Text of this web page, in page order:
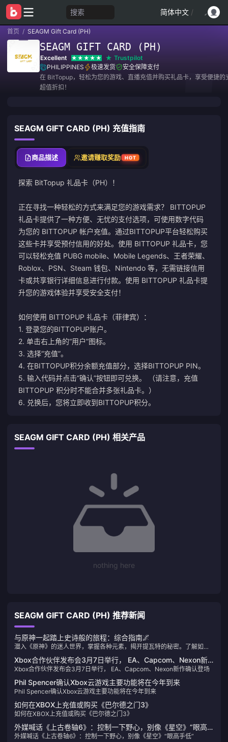
搜索 简体中文 /
首页 / SEAGM Gift Card (PH)
SEAGM GIFT CARD (PH)
Excellent
Trustpilot
PHILIPPINES
极速发货
安全保障支付
在 BitTopup，轻松为您的游戏、直播充值并购买礼品卡，享受便捷的
超值折扣！
SEAGM GIFT CARD (PH) 充值指南
商品描述 邀请赚取奖励 HOT
探索 BitTopup 礼品卡（PH）！
正在寻找一种轻松的方式来满足您的游戏需求？ BITTOPUP
礼品卡提供了一种方便、无忧的支付选项，可使用数字代码
为您的 BITTOPUP 帐户充值。通过BITTOPUP平台轻松购买
这些卡并享受预付信用的好处。使用 BITTOPUP 礼品卡，您
可以轻松充值 PUBG mobile、Mobile Legends、王者荣耀、
Roblox、PSN、Steam 钱包、Nintendo 等，无需链接信用
卡或共享银行详细信息进行付款。使用 BITTOPUP 礼品卡提
升您的游戏体验并享受安全支付！
如何使用 BITTOPUP 礼品卡（菲律宾）：
1. 登录您的BITTOPUP账户。
2. 单击右上角的“用户”图标。
3. 选择“充值”。
4. 在BITTOPUP积分余额充值部分，选择BITTOPUP PIN。
5. 输入代码并点击“确认”按钮即可兑换。 （请注意，充值
BITTOPUP 积分时不能合并多张礼品卡。）
6. 兑换后，您将立即收到BITTOPUP积分。
SEAGM GIFT CARD (PH) 相关产品
nothing here
SEAGM GIFT CARD (PH) 推荐新闻
与原神一起踏上史诗般的旅程：综合指南🌌
潜入《原神》的迷人世界，掌握各种元素，揭开提瓦特的秘密。了解如何
通过简单的创世水晶充值指南来增强您的冒险。
Xbox合作伙伴发布会3月7日举行， EA、Capcom、Nexon新
作确认登场
Xbox合作伙伴发布会3月7日举行， EA、Capcom、Nexon新作确认登场
Phil Spencer确认Xbox云游戏主要功能将在今年到来
Phil Spencer确认Xbox云游戏主要功能将在今年到来
如何在XBOX上充值或购买《巴尔德之门3》
如何在XBOX上充值或购买《巴尔德之门3》
外媒喊话《上古卷轴6》：控制一下野心，别像《星空》“眼高
手低”
外媒喊话《上古卷轴6》：控制一下野心，别像《星空》“眼高手低”